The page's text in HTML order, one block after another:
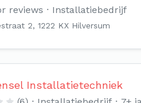
reviews Installatiebedrijf
2, 1222 KX Hilversum
Installatietechniek